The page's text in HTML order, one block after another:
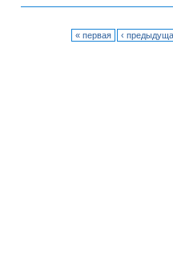
« первая ‹